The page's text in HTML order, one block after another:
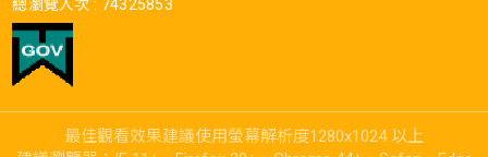
總瀏覽人次 : 74325853
最佳觀看效果建議使用螢幕解析度1280x1024 以上